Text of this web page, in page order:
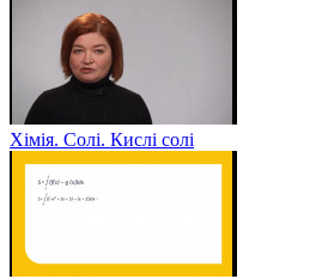
Хімія. Солі. Кислі солі